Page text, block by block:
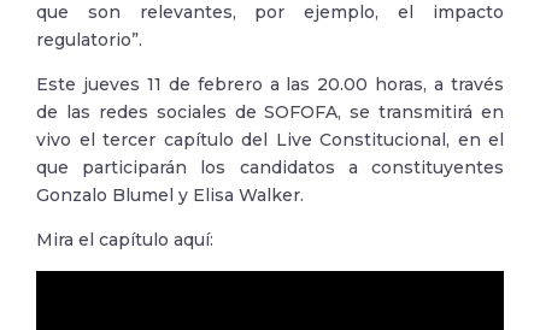
que son relevantes, por ejemplo, el impacto
regulatorio”.
Este jueves 11 de febrero a las 20.00 horas, a través
de las redes sociales de SOFOFA, se transmitirá en
vivo el tercer capítulo del Live Constitucional, en el
que participarán los candidatos a constituyentes
Gonzalo Blumel y Elisa Walker.
Mira el capítulo aquí: